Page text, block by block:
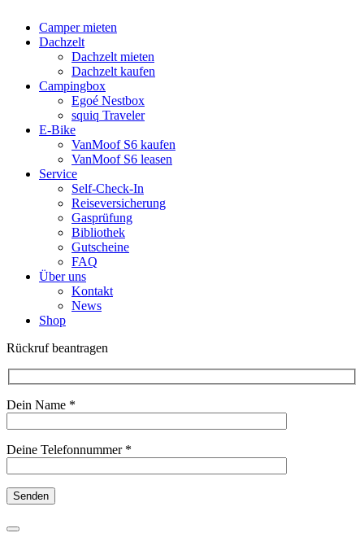
Camper mieten
Dachzelt
Dachzelt mieten
Dachzelt kaufen
Campingbox
Egoé Nestbox
squiq Traveler
E-Bike
VanMoof S6 kaufen
VanMoof S6 leasen
Service
Self-Check-In
Reiseversicherung
Gasprüfung
Bibliothek
Gutscheine
FAQ
Über uns
Kontakt
News
Shop
Rückruf beantragen
Dein Name *
Deine Telefonnummer *